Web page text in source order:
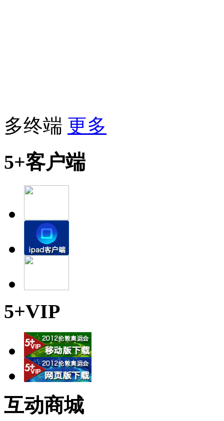
多终端 更多
5+客户端
5+VIP
互动商城